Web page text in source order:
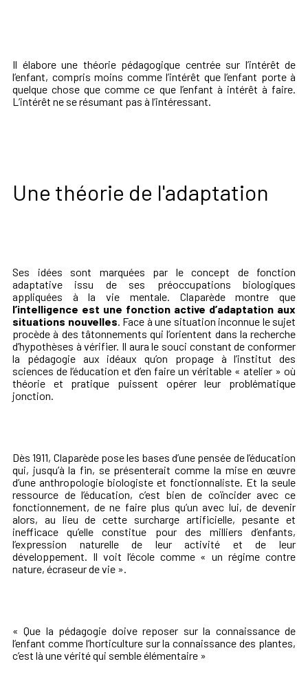
Il élabore une théorie pédagogique centrée sur l’intérêt de
l’enfant, compris moins comme l’intérêt que l’enfant porte à
quelque chose que comme ce que l’enfant à intérêt à faire.
L’intérêt ne se résumant pas à l’intéressant.
Une théorie de l'adaptation
Ses idées sont marquées par le concept de fonction
adaptative issu de ses préoccupations biologiques
appliquées à la vie mentale. Claparède montre que
l’intelligence est une fonction active d’adaptation aux
situations nouvelles. Face à une situation inconnue le sujet
procède à des tâtonnements qui l’orientent dans la recherche
d’hypothèses à vérifier. Il aura le souci constant de conformer
la pédagogie aux idéaux qu’on propage à l’institut des
sciences de l’éducation et d’en faire un véritable « atelier » où
théorie et pratique puissent opérer leur problématique
jonction.
Dès 1911, Claparède pose les bases d’une pensée de l’éducation
qui, jusqu’à la fin, se présenterait comme la mise en œuvre
d’une anthropologie biologiste et fonctionnaliste. Et la seule
ressource de l’éducation, c’est bien de coïncider avec ce
fonctionnement, de ne faire plus qu’un avec lui, de devenir
alors, au lieu de cette surcharge artificielle, pesante et
inefficace qu’elle constitue pour des milliers d’enfants,
l’expression naturelle de leur activité et de leur
développement. Il voit l’école comme « un régime contre
nature, écraseur de vie ».
« Que la pédagogie doive reposer sur la connaissance de
l’enfant comme l’horticulture sur la connaissance des plantes,
c’est là une vérité qui semble élémentaire »